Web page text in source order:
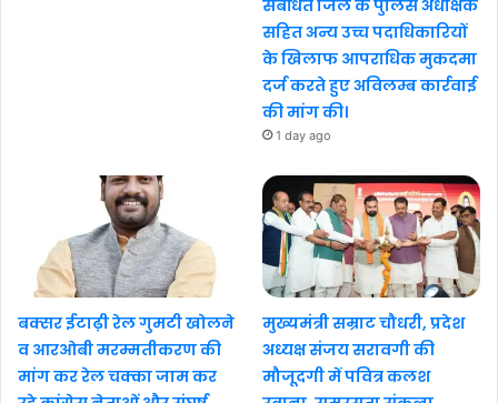
संबंधित जिले के पुलिस अधीक्षक
सहित अन्य उच्च पदाधिकारियों
के खिलाफ आपराधिक मुकदमा
दर्ज करते हुए अविलम्ब कार्रवाई
की मांग की।
1 day ago
बक्सर ईटाढ़ी रेल गुमटी खोलने
व आरओबी मरम्मतीकरण की
मांग कर रेल चक्का जाम कर
मुख्यमंत्री सम्राट चौधरी, प्रदेश
अध्यक्ष संजय सरावगी की
मौजूदगी में पवित्र कलश